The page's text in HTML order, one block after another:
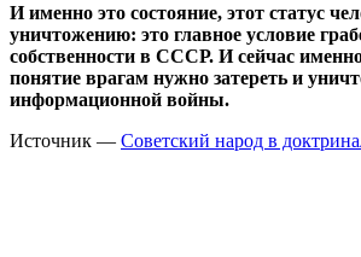
И именно это состояние, этот статус
уничтожению: это главное условие
собственности в СССР. И сейчас именно
понятие врагам нужно затереть и
информационной войны.
Источник — Советский народ в